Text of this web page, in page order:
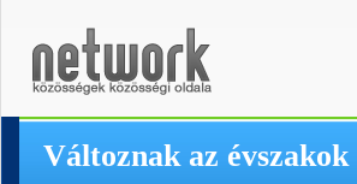
Változnak az évszakok